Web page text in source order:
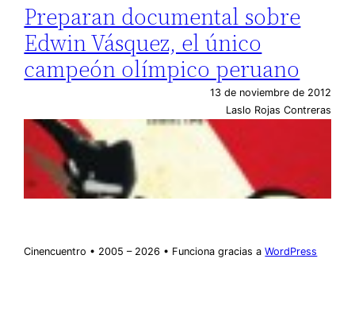
Preparan documental sobre
Edwin Vásquez, el único
campeón olímpico peruano
13 de noviembre de 2012
Laslo Rojas Contreras
Cinencuentro • 2005 – 2026 • Funciona gracias aWordPress